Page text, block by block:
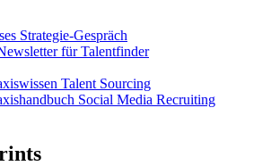
Strategie-Gespräch
für Talentfinder
Talent Sourcing
Social Media Recruiting